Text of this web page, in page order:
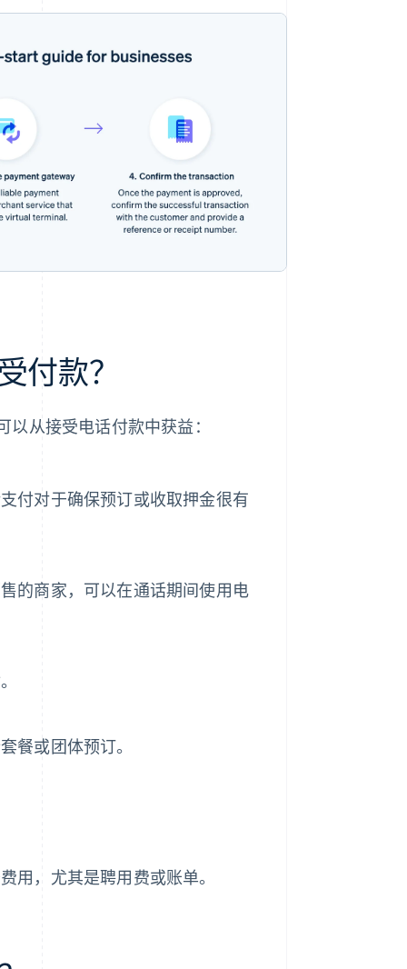
付款？
从接受电话付款中获益：
付对于确保预订或收取押金很有
的商家，可以在通话期间使用电
餐或团体预订。
用，尤其是聘用费或账单。